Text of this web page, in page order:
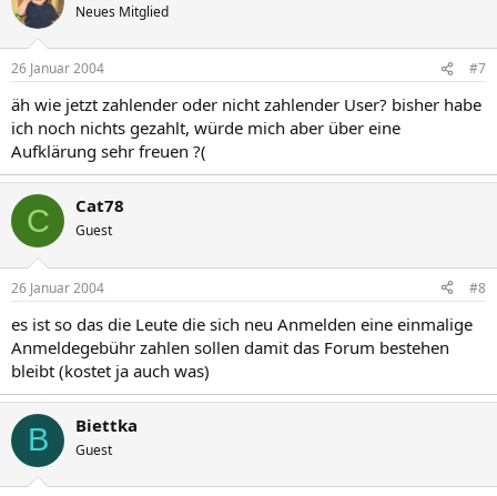
Neues Mitglied
26 Januar 2004 #7
äh wie jetzt zahlender oder nicht zahlender User? bisher habe
ich noch nichts gezahlt, würde mich aber über eine
Aufklärung sehr freuen ?(
C Cat78
Guest
26 Januar 2004 #8
es ist so das die Leute die sich neu Anmelden eine einmalige
Anmeldegebühr zahlen sollen damit das Forum bestehen
bleibt (kostet ja auch was)
B Biettka
Guest